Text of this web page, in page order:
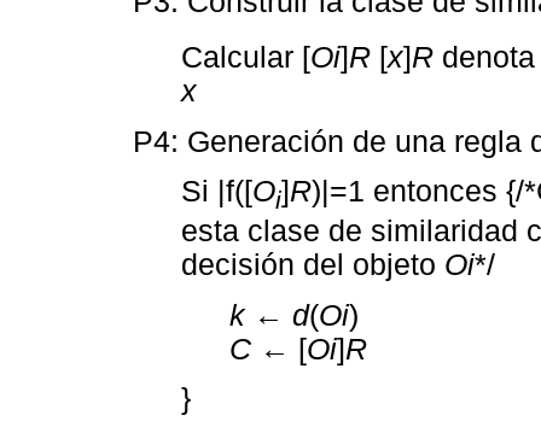
Calcular [Oi]R [x]R
x
P4: Generación de una regla
Si |f([Oi]R)|=1 entonces {/
esta clase de similaridad
decisión del objeto Oi*/
k← d(Oi)
C ← [Oi]R
}